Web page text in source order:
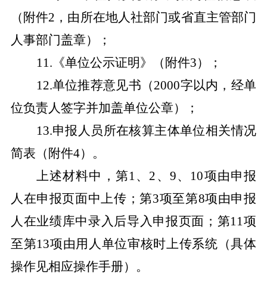
（附件2 ，由所在地人社部门或省直主管部门
人事部门盖章）；
11. 《单位公示证明》（附件3）；
12.单位推荐意见书（2000字以内，经单
位负责人签字并加盖单位公章）；
13.申报人员所在核算主体单位相关情况
简表（附件4）。
上述材料中，第1 、 2 、 9、 10项由申报
人在申报页面中上传；第3项至第8项由申报
人在业绩库中录入后导入申报页面；第11 项
至第13项由用人单位审核时上传系统（具体
操作见相应操作手册）。